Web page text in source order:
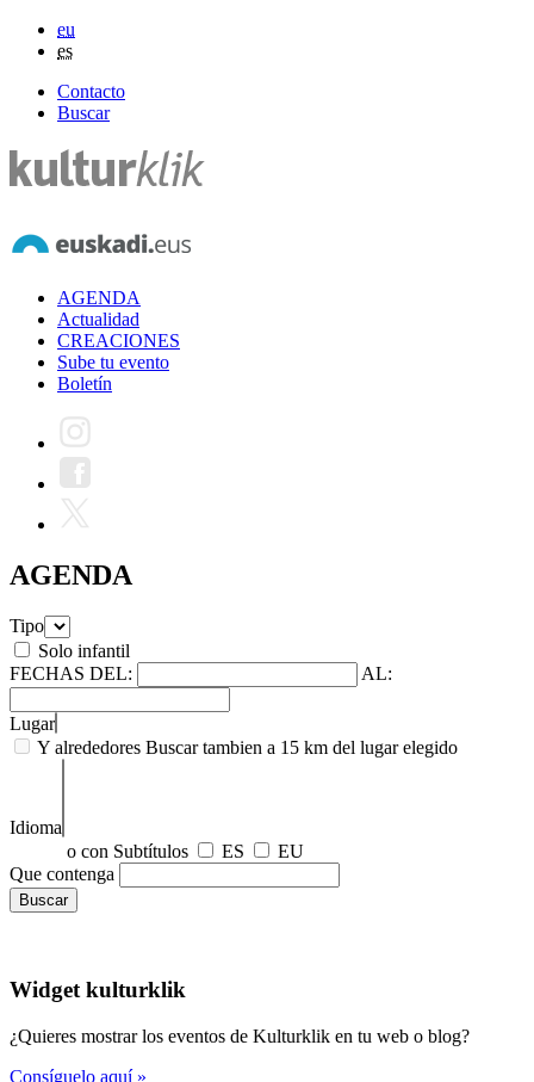
eu
es
Contacto
Buscar
AGENDA
Actualidad
CREACIONES
Sube tu evento
Boletín
AGENDA
Tipo
Solo infantil
FECHAS DEL: AL:
Lugar
Y alrededores Buscar tambien a 15 km del lugar elegido
Idioma
o con Subtítulos
ES
EU
Que contenga
Widget kulturklik
¿Quieres mostrar los eventos de Kulturklik en tu web o blog?
Consíguelo aquí »